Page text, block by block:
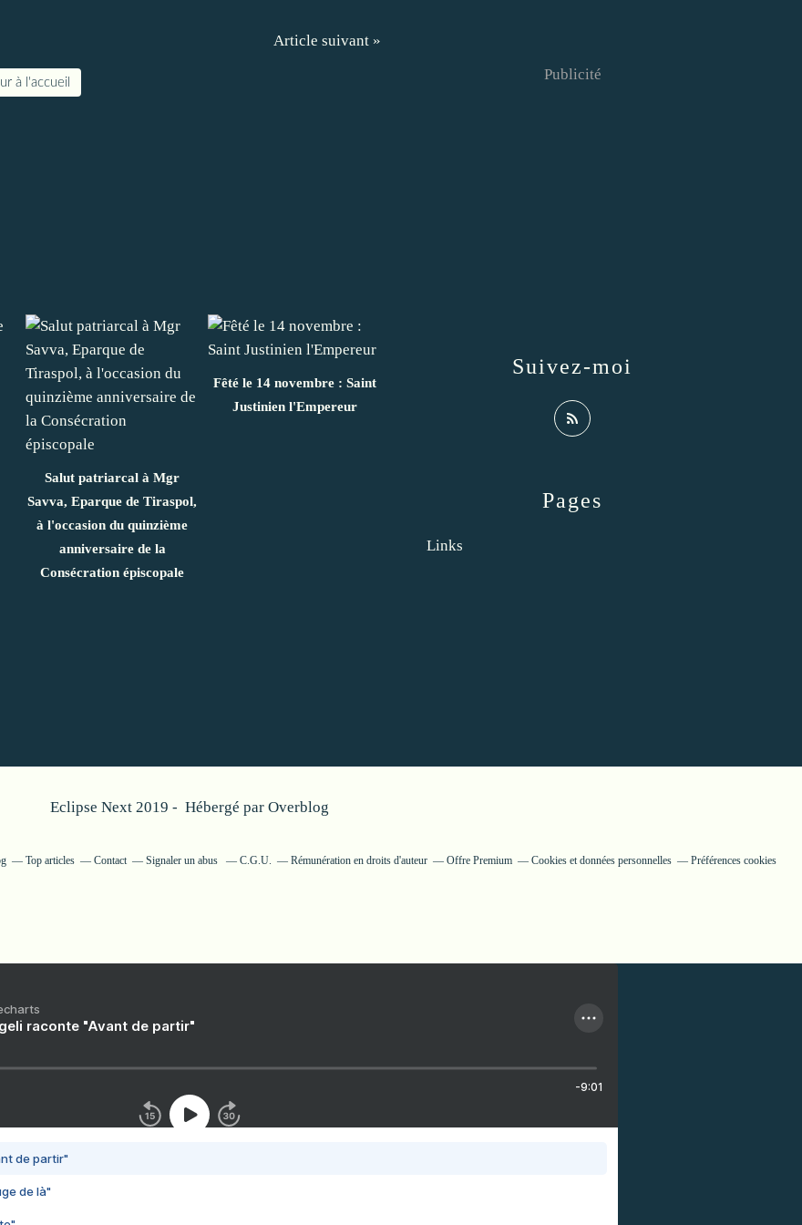
Article suivant »
à l'accueil
Salut patriarcal à Mgr
Savva, Eparque de Tiraspol,
à l'occasion du quinzième
anniversaire de la
Consécration épiscopale
Fêté le 14 novembre : Saint
Justinien l'Empereur
Pages
Links
Suivez-moi
Publicité
Eclipse Next 2019 - Hébergé par Overblog
Top articles Contact Signaler un abus C.G.U. Rémunération en droits d'auteur Offre Premium Cookies et données personnelles Préférences cookies
raconte "Avant de partir"
-9:01
de partir"
de là"